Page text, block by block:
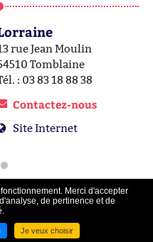
Merci d'accepter
de pertinence et de
Je veux choisir
rue Jean Moulin
Tomblaine
: 03 83 18 88 38
Contactez-nous
Site Internet
du site
contacter